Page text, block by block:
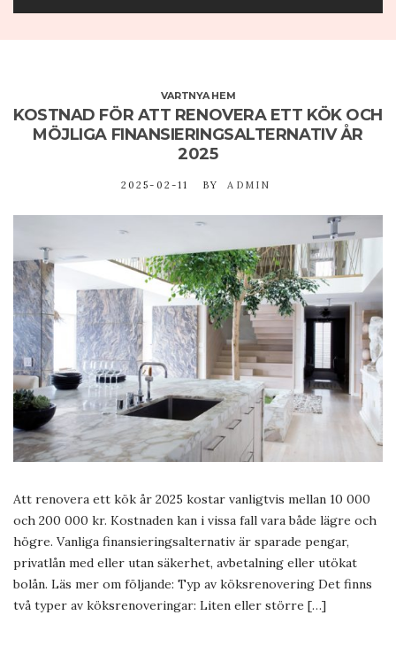
VARTNYA HEM
KOSTNAD FÖR ATT RENOVERA ETT KÖK OCH
MÖJLIGA FINANSIERINGSALTERNATIV ÅR
2025
2025-02-11 BY ADMIN
Att renovera ett kök år 2025 kostar vanligtvis mellan 10 000
och 200 000 kr. Kostnaden kan i vissa fall vara både lägre och
högre. Vanliga finansieringsalternativ är sparade pengar,
privatlån med eller utan säkerhet, avbetalning eller utökat
bolån. Läs mer om följande: Typ av köksrenovering Det finns
två typer av köksrenoveringar: Liten eller större […]